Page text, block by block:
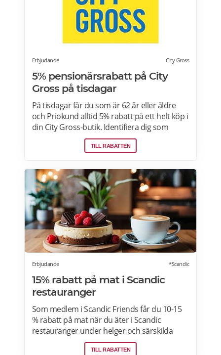
Erbjudande City Gross
5% pensionärsrabatt på City
Gross på tisdagar
På tisdagar får du som är 62 år eller äldre
och Priokund alltid 5% rabatt på ett helt köp i
din City Gross-butik. Identifiera dig som
Priokund och säg bara till i kassan i butiken
så löser vi in rabatten. Gäller ej citygross.se,
nikotinprodukter, läkemedel,
välgörenhetsprodukter,
modersmjölksersättning, presentkort och
pant. Läs mer om pensionärsrabatter på City
Gross här.
TILL RABATTEN
Erbjudande *Scandic
15% rabatt på mat i Scandic
restauranger
Som medlem i Scandic Friends får du 10-15
% rabatt på mat när du äter i Scandic
restauranger under helger och särskilda
helgdagar (vardagar). Rabatten gäller även i
hotellshoppen. Rabatt på mat gäller från
TILL RABATTEN